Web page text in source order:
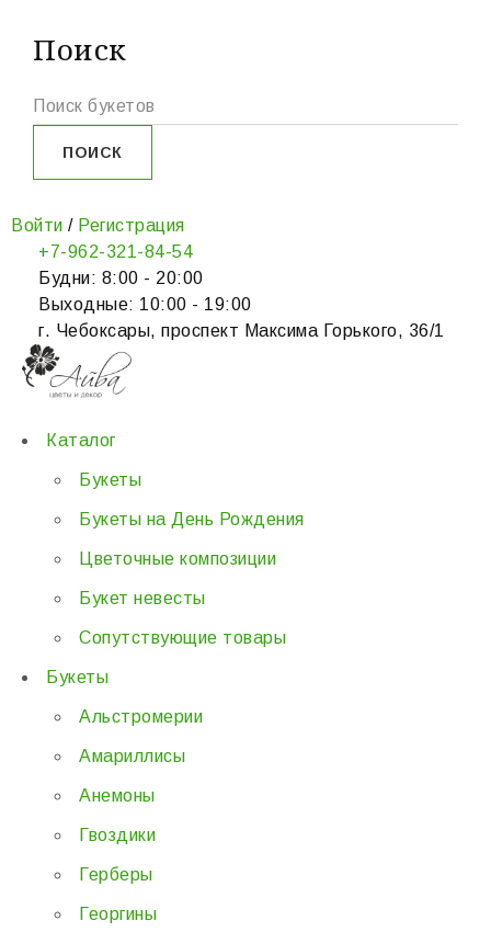
Поиск
Войти / Регистрация
+7-962-321-84-54
Будни: 8:00 - 20:00
Выходные: 10:00 - 19:00
г. Чебоксары, проспект Максима Горького, 36/1
Каталог
Букеты
Букеты на День Рождения
Цветочные композиции
Букет невесты
Сопутствующие товары
Букеты
Альстромерии
Амариллисы
Анемоны
Гвоздики
Герберы
Георгины